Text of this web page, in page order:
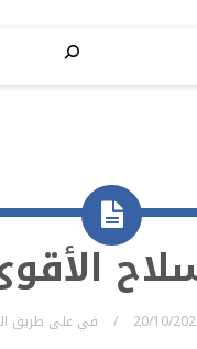
20/10/ في على طريق